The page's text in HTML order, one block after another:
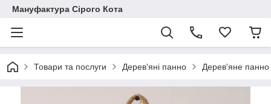
Мануфактура Сірого Кота
Товари та послуги Дерев'яні панно Дерев'яне